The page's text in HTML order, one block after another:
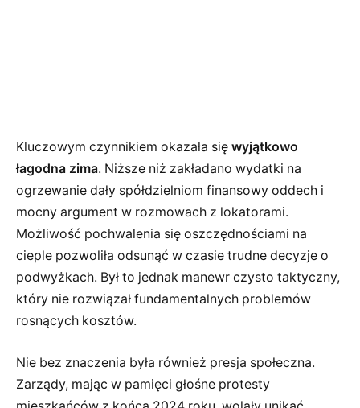
Kluczowym czynnikiem okazała się wyjątkowo
łagodna zima. Niższe niż zakładano wydatki na
ogrzewanie dały spółdzielniom finansowy oddech i
mocny argument w rozmowach z lokatorami.
Możliwość pochwalenia się oszczędnościami na
cieple pozwoliła odsunąć w czasie trudne decyzje o
podwyżkach. Był to jednak manewr czysto taktyczny,
który nie rozwiązał fundamentalnych problemów
rosnących kosztów.
Nie bez znaczenia była również presja społeczna.
Zarządy, mając w pamięci głośne protesty